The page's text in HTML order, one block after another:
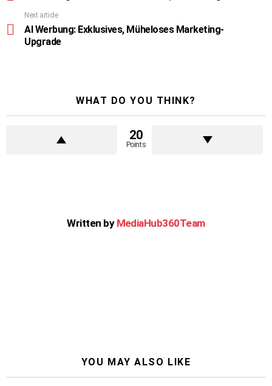
Next article
AI Werbung: Exklusives, Müheloses Marketing-
Upgrade
WHAT DO YOU THINK?
20
Points
Written by MediaHub360Team
YOU MAY ALSO LIKE